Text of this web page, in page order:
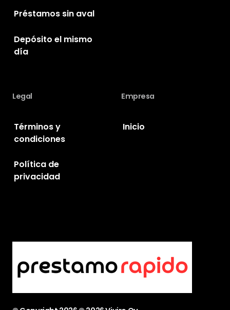
Préstamos sin aval
Depósito el mismo
día
Legal
Términos y
condiciones
Política de
privacidad
Empresa
Inicio